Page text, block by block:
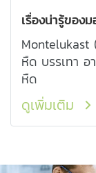
เรื่องน่ารู้ของ
Montelukast
หืด บรรเทา อ
หืด
ดูเพิ่มเติม